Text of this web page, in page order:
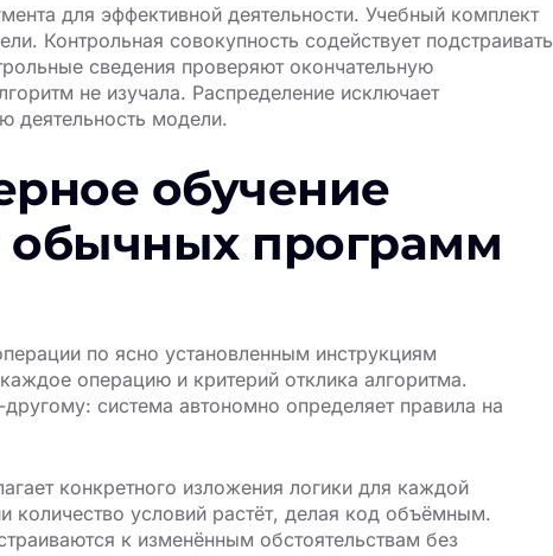
для эффективной деятельности. Учебный комплект
Контрольная совокупность содействует подстраивать
сведения проверяют окончательную
не изучала. Распределение исключает
деятельность модели.
обучение
обычных программ
по ясно установленным инструкциям
операцию и критерий отклика алгоритма.
система автономно определяет правила на
конкретного изложения логики для каждой
количество условий растёт, делая код объёмным.
к изменённым обстоятельствам без